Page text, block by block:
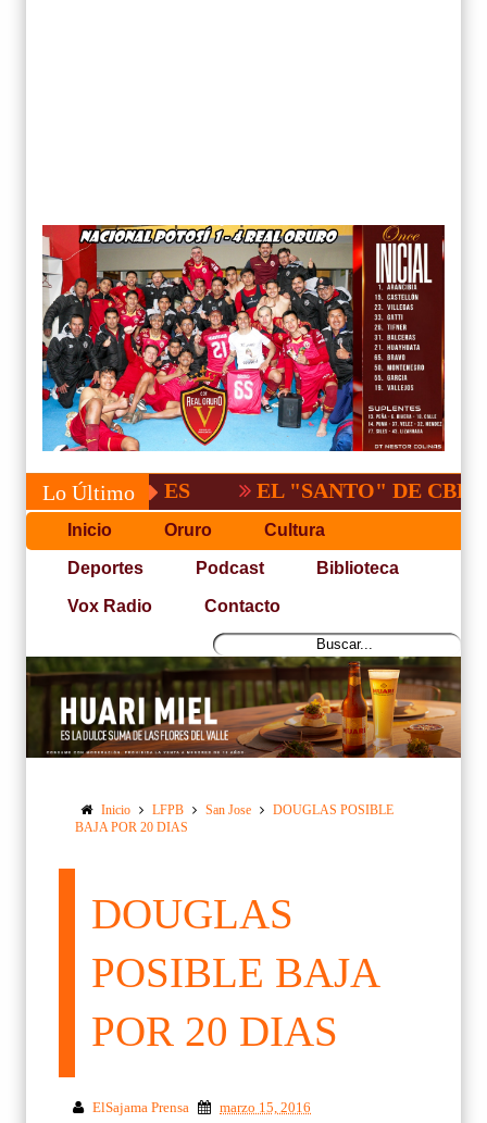
Lo Último EL "SANTO" DE CBBA,
Inicio Oruro Cultura
Deportes Podcast Biblioteca
Vox Radio Contacto
Inicio LFPB San Jose
DOUGLAS POSIBLE
BAJA POR 20 DIAS
DOUGLAS
POSIBLE BAJA
POR 20 DIAS
ElSajama Prensa marzo 15, 2016